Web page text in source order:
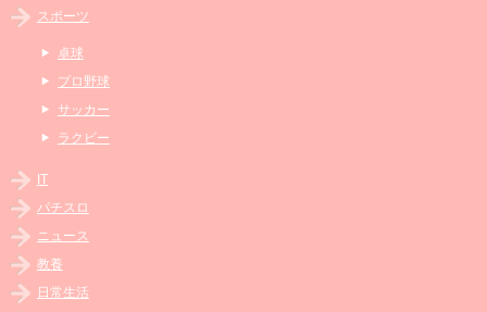
スポーツ
卓球
プロ野球
サッカー
ラクビー
IT
パチスロ
ニュース
教養
日常生活